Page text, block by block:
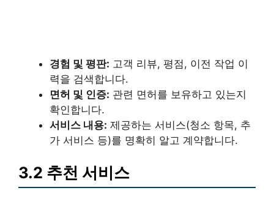
경험 및 평판: 고객 리뷰, 평점, 이전 작업 이
력을 검색합니다.
면허 및 인증: 관련 면허를 보유하고 있는지
확인합니다.
서비스 내용: 제공하는 서비스(청소 항목, 추
가 서비스 등)를 명확히 알고 계약합니다.
3.2 추천 서비스